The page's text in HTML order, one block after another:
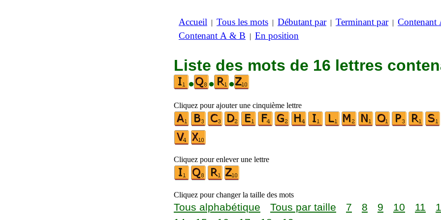
Accueil | Tous les mots | Débutant par| Terminant par| Contenant
Contenant A & B | En position
Liste des mots de 16 lettres
•
• •
Cliquez pour ajouter une cinquième lettre
Cliquez pour enlever une lettre
Cliquez pour changer la taille des mots
Tous alphabétique Tous par taille 7 8 9 10 11